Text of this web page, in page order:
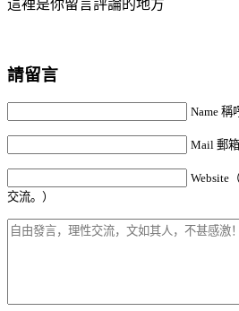
這裡是你留言評論的地方
請留言
Name 稱
Mail 郵
Website
交流。）